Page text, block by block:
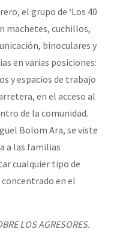
el grupo de ‘Los 40
machetes, cuchillos,
binoculares y
en varias posiciones:
y espacios de trabajo
en el acceso al
de la comunidad.
Bolom Ara, se viste
a las familias
cualquier tipo de
en el
LOS AGRESORES.